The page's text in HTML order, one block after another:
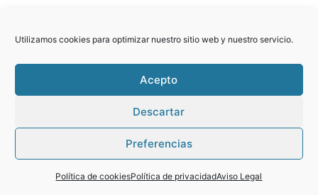
Utilizamos cookies para optimizar nuestro sitio web y nuestro servicio.
Acepto
Descartar
Preferencias
Política de cookiesPolítica de privacidadAviso Legal